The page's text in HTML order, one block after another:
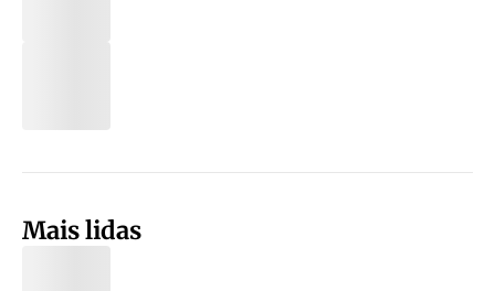
Mais lidas